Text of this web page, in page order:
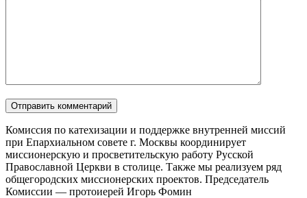
Комиссия по катехизации и поддержке внутренней миссий
при Епархиальном совете г. Москвы координирует
миссионерскую и просветительскую работу Русской
Православной Церкви в столице. Также мы реализуем ряд
общегородских миссионерских проектов. Председатель
Комиссии — протоиерей Игорь Фомин